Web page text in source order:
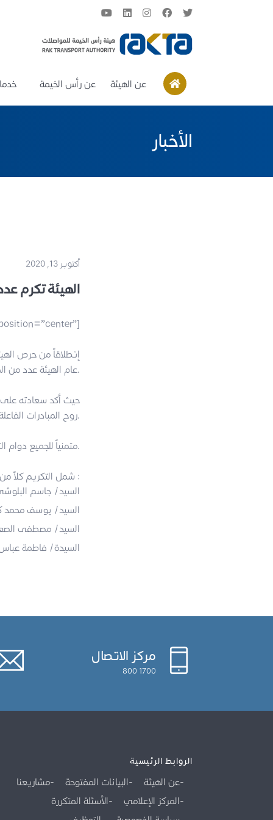
عن الهيئة عن رأس الخيمة
الأخبار
أكتوبر 13, 2020
الهيئة تكرم
إنطلاقاً من حرص
عام الهيئة عدد من الموظفين على أدائهم المتميز خلال شهر سبتمبر لهذا العام.
حيث أكد سعادته
روح المبادرات الفاعلة بغية النهوض بالعمل و المساهمة في تطويره و الارتقاء به إلى أفضل معايير الجودة والتميز.
متمنياً للجميع دوام التوفيق و النجاح لخدمة وطننا الغالي.
شمل التكريم كلاً من :
السيد/ جاسم
السيد/ يوسف محمد
السيد/ مصطفى
السيدة/ فاطمة
مركز الاتصال
1700 800
الروابط الرئيسية
عن الهيئة البيانات المفتوحة
مشاريعنا
المركز الإعلامي
الأسئلة المتكررة